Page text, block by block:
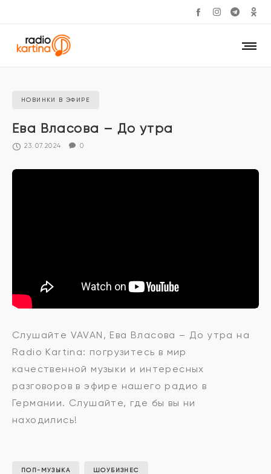
НОВИНКИ В ЭФИРЕ
Ева Власова – До утра
23.07.2024 0
Ева
Власова
-
Слушайте VAVAN, Ева Власова – До утра на
Radio Kartina: погрузитесь в мир
качественной музыки и интересных
разговоров в эфире нашего радио в
Германии. Слушайте, где бы вы ни
находились!
ПОП-МУЗЫКА ШОУБИЗНЕС